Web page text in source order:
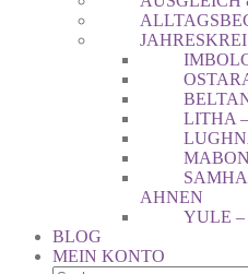
LITHA
AHNEN
YULE –
BLOG
MEIN KONTO